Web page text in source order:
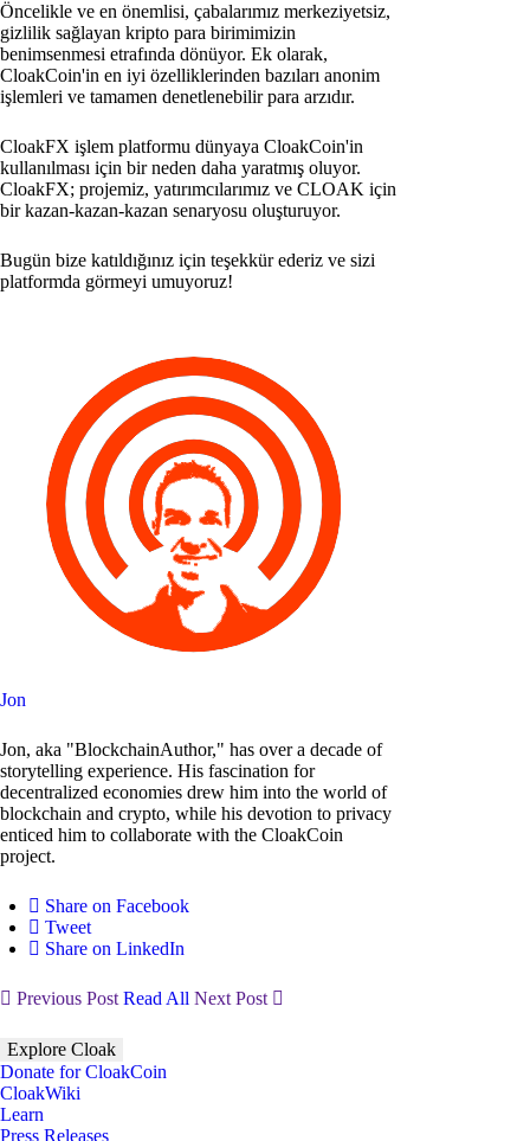
Öncelikle ve en önemlisi, çabalarımız merkeziyetsiz,
gizlilik sağlayan kripto para birimimizin
benimsenmesi etrafında dönüyor. Ek olarak,
CloakCoin'in en iyi özelliklerinden bazıları anonim
işlemleri ve tamamen denetlenebilir para arzıdır.
CloakFX işlem platformu dünyaya CloakCoin'in
kullanılması için bir neden daha yaratmış oluyor.
CloakFX; projemiz, yatırımcılarımız ve CLOAK için
bir kazan-kazan-kazan senaryosu oluşturuyor.
Bugün bize katıldığınız için teşekkür ederiz ve sizi
platformda görmeyi umuyoruz!
Jon
Jon, aka "BlockchainAuthor," has over a decade of
storytelling experience. His fascination for
decentralized economies drew him into the world of
blockchain and crypto, while his devotion to privacy
enticed him to collaborate with the CloakCoin
project.
Share on Facebook
Tweet
Share on LinkedIn
Previous Post Read All Next Post
Explore Cloak
Donate for CloakCoin
CloakWiki
Learn
Press Releases